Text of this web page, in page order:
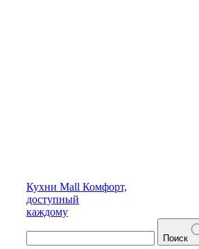
Кухни Mall Комфорт,
доступный
каждому
Поиск